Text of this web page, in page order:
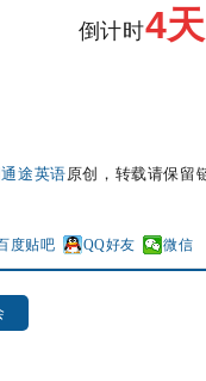
倒计时4天
途英语原创，转载请保
度贴吧 QQ好友 微信